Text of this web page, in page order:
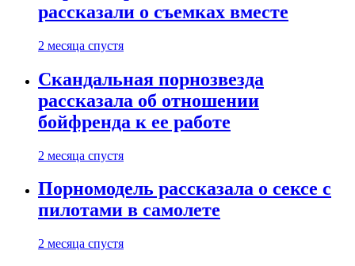
рассказали о съемках вместе
2 месяца спустя
Скандальная порнозвезда
рассказала об отношении
бойфренда к ее работе
2 месяца спустя
Порномодель рассказала о сексе с
пилотами в самолете
2 месяца спустя